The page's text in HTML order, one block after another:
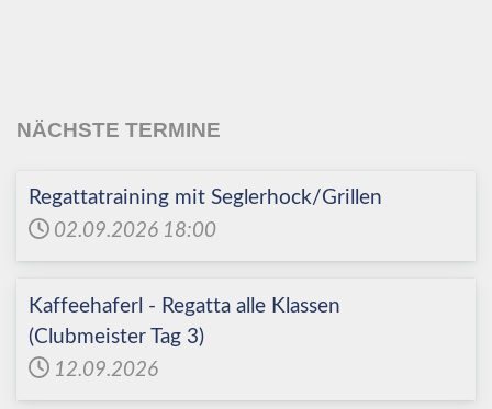
NÄCHSTE TERMINE
Regattatraining mit Seglerhock/Grillen
02.09.2026 18:00
Kaffeehaferl - Regatta alle Klassen
(Clubmeister Tag 3)
12.09.2026